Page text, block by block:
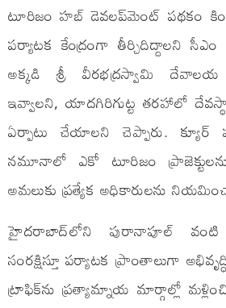
టూరిజం హబ్ డెవలప్‌మెంట్ పథకం
పర్యాటక కేంద్రంగా తీర్చిదిద్దాలని
అక్కడి శ్రీ వీరభద్రస్వామి దేవాలయ
ఇవ్వాలని, యాదగిరిగుట్ట తరహాలో
ఏర్పాటు చేయాలని చెప్పారు. క్యూర్
నమూనాలో ఎకో టూరిజం
అమలుకు ప్రత్యేక అధికారులను
హైదరాబాద్‌లోని పురానాపూల్ వంటి
సంరక్షిస్తూ పర్యాటక ప్రాంతాలుగా
ట్రాఫిక్‌ను ప్రత్యామ్నాయ మార్గాల్లో